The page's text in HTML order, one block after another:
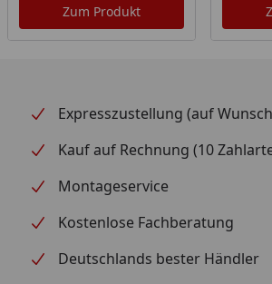
Zum Produkt
Expresszustellung (auf
Kauf auf Rechnung (10
Montageservice
Kostenlose Fachberatung
Deutschlands bester Händler